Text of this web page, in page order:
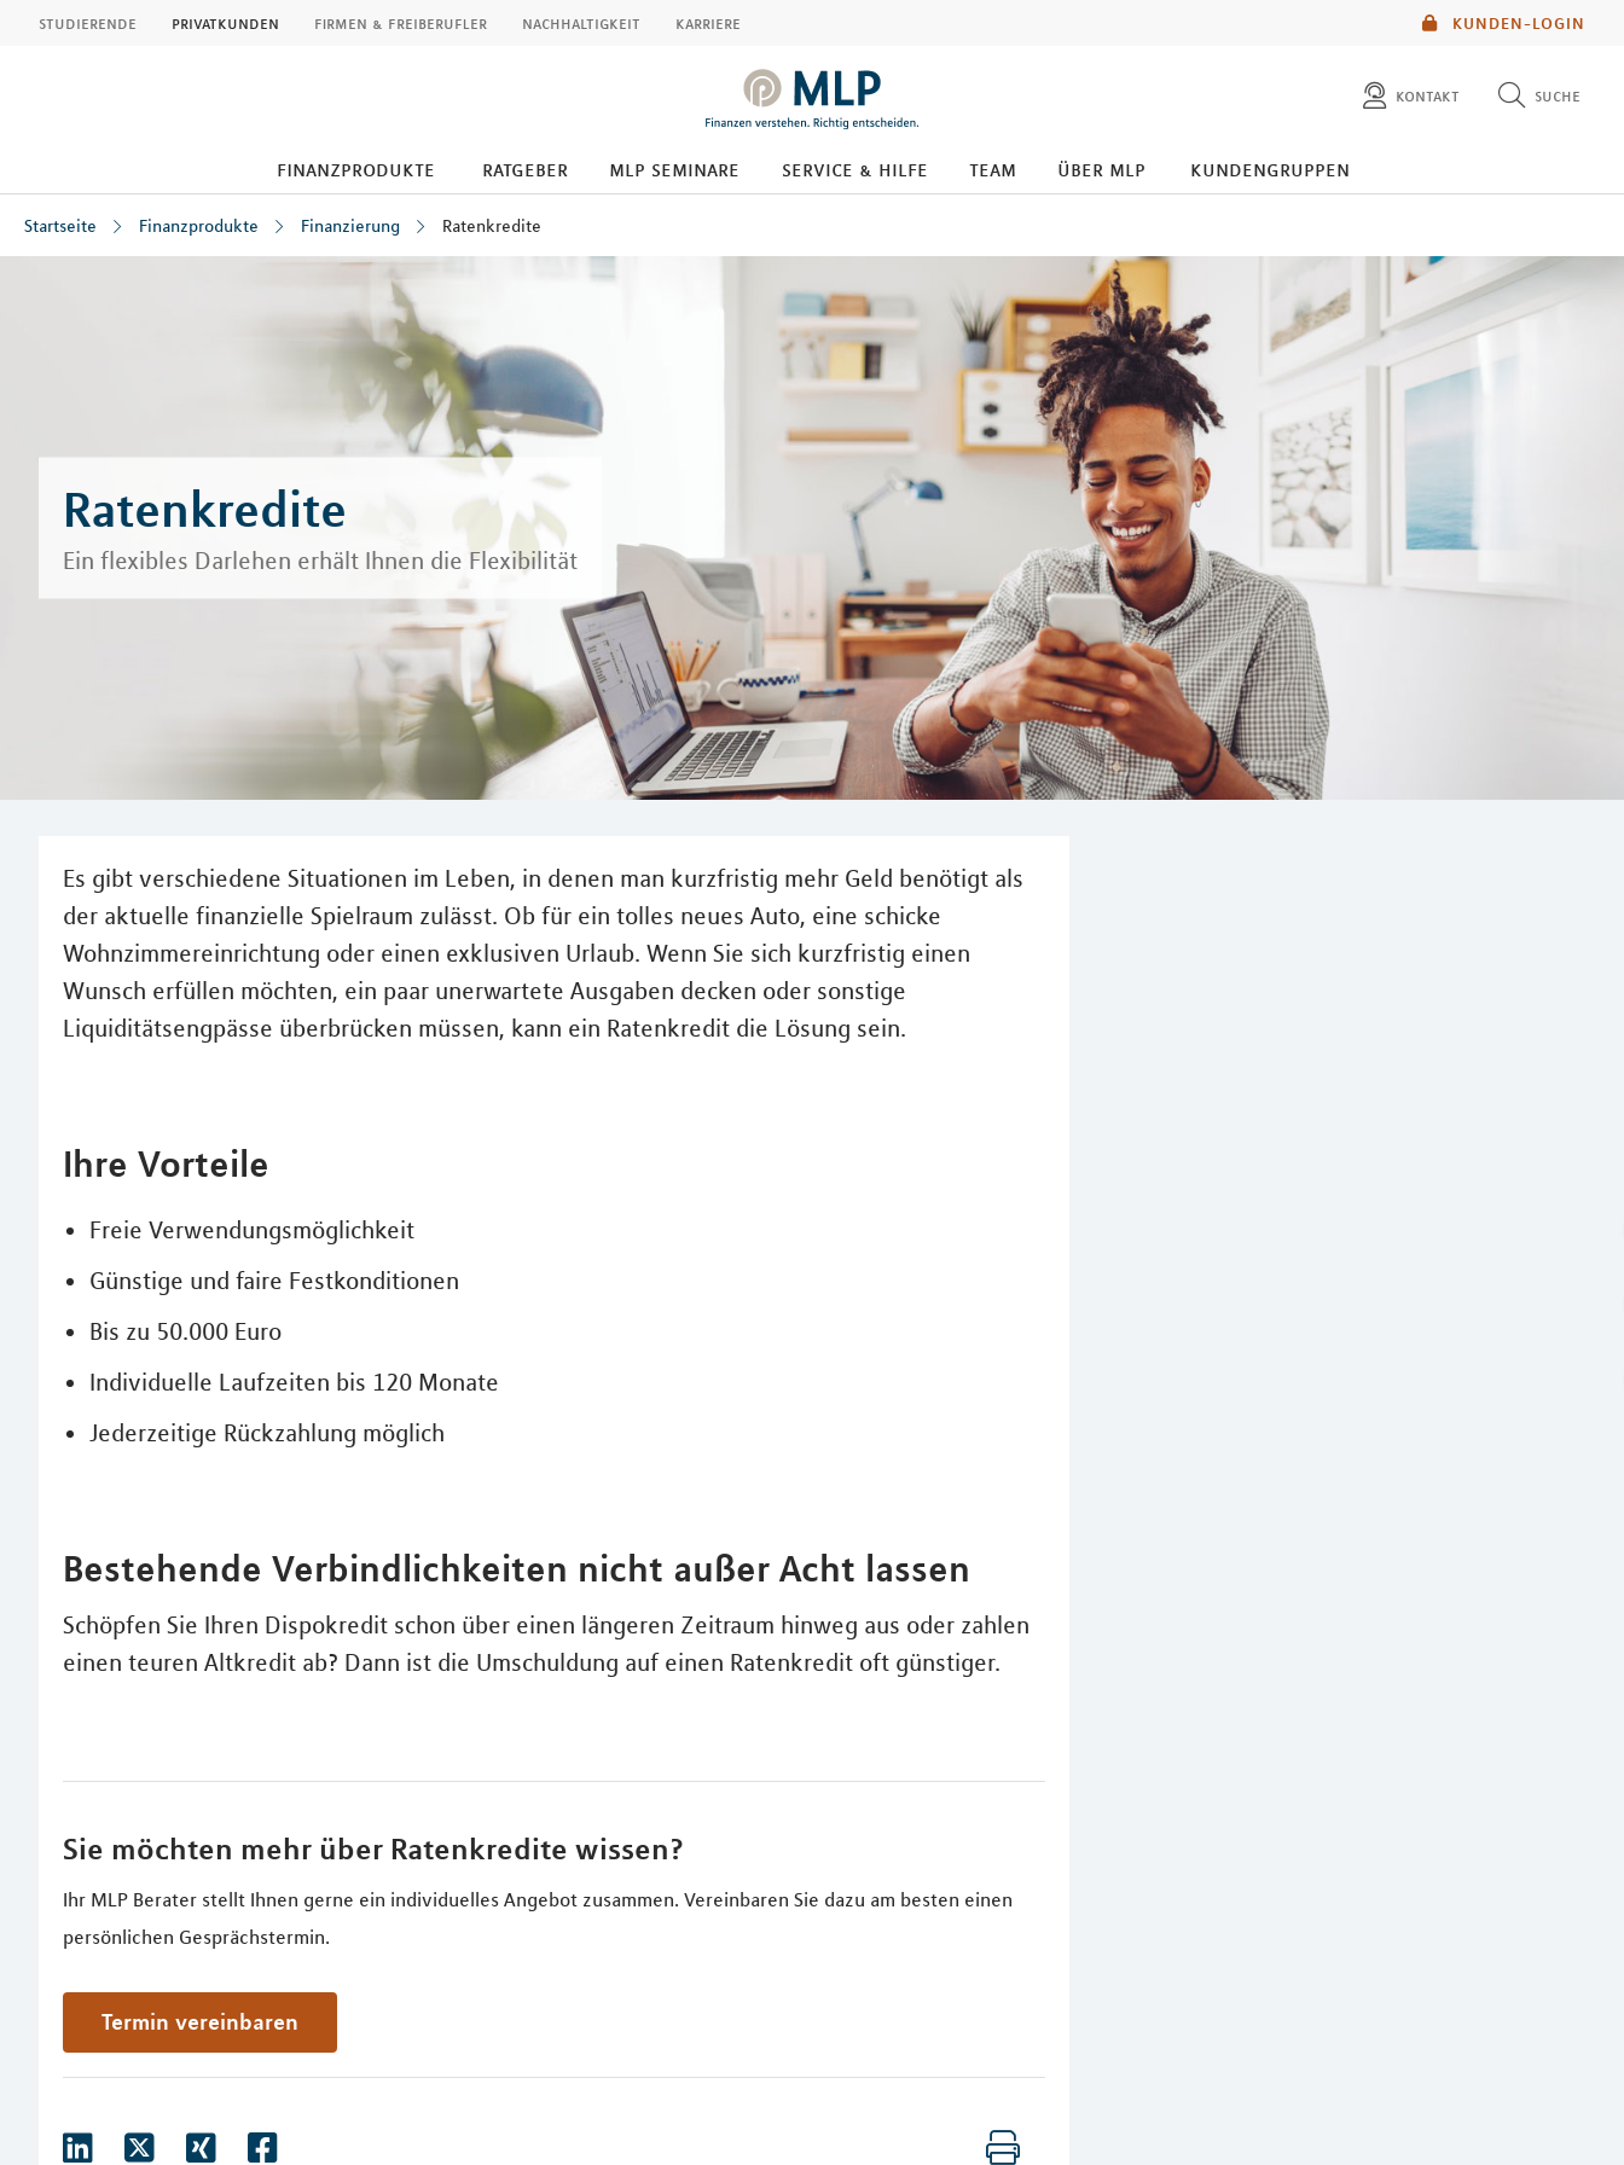
KUNDEN-LOGIN
studierende privatkunden firmen & freiberufler nachhaltigkeit karriere
kontakt suche
diese website durchsuchen
finanzprodukte ratgeber mlp seminare service & hilfe team über mlp kundengruppen
Startseite Finanzprodukte Finanzierung Ratenkredite
Ratenkredite
Ein flexibles Darlehen erhält Ihnen die Flexibilität
Es gibt verschiedene Situationen im Leben, in denen man kurzfristig mehr Geld benötigt als
der aktuelle finanzielle Spielraum zulässt. Ob für ein tolles neues Auto, eine schicke
Wohnzimmereinrichtung oder einen exklusiven Urlaub. Wenn Sie sich kurzfristig einen
Wunsch erfüllen möchten, ein paar unerwartete Ausgaben decken oder sonstige
Liquiditätsengpässe überbrücken müssen, kann ein Ratenkredit die Lösung sein.
Ihre Vorteile
Freie Verwendungsmöglichkeit
Günstige und faire Festkonditionen
Bis zu 50.000 Euro
Individuelle Laufzeiten bis 120 Monate
Jederzeitige Rückzahlung möglich
Bestehende Verbindlichkeiten nicht außer Acht lassen
Schöpfen Sie Ihren Dispokredit schon über einen längeren Zeitraum hinweg aus oder zahlen
einen teuren Altkredit ab? Dann ist die Umschuldung auf einen Ratenkredit oft günstiger.
Sie möchten mehr über Ratenkredite wissen?
Ihr MLP Berater stellt Ihnen gerne ein individuelles Angebot zusammen. Vereinbaren Sie dazu am besten einen
persönlichen Gesprächstermin.
Termin vereinbaren